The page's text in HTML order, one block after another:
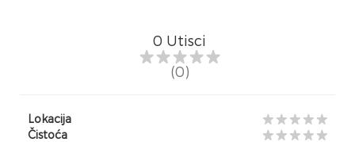
0 Utisci
(0)
Lokacija
Čistoća